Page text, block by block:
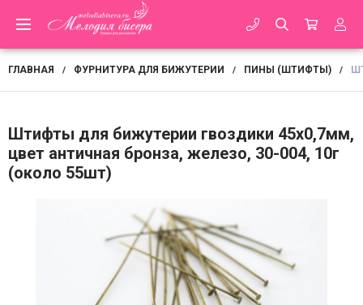
ГЛАВНАЯ / ФУРНИТУРА ДЛЯ БИЖУТЕРИИ / ПИНЫ (ШТИФТЫ) /
Штифты для бижутерии гвоздики 45х0,7мм,
цвет античная бронза, железо, 30-004, 10г
(около 55шт)